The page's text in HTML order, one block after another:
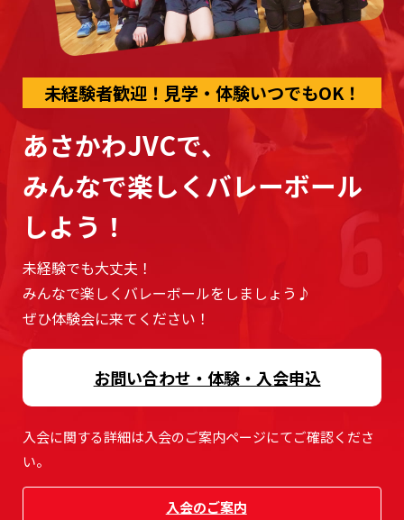
未経験者歓迎！見学・体験いつでもOK！
あさかわJVCで、
みんなで楽しくバレーボール
しよう！
未経験でも大丈夫！
みんなで楽しくバレーボールをしましょう♪
ぜひ体験会に来てください！
お問い合わせ・体験・入会申込
入会に関する詳細は入会のご案内ページにてご確認くださ
い。
入会のご案内